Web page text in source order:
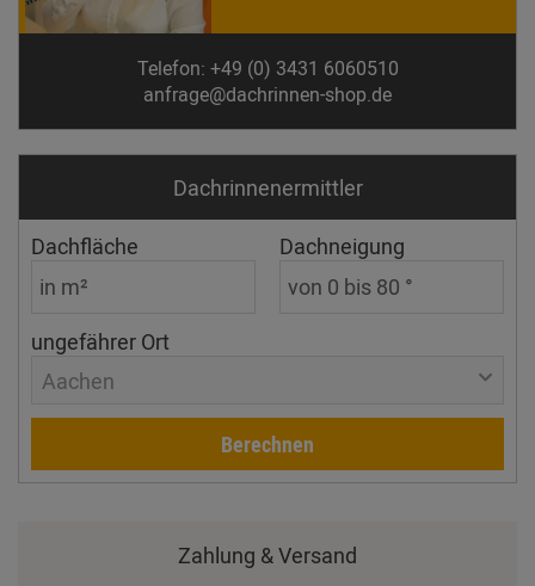
Telefon: +49 (0) 3431 6060510
anfrage@dachrinnen-shop.de
Dachrinnen­ermittler
Dachfläche Dachneigung
ungefährer Ort
Aachen
Berechnen
Zahlung & Versand